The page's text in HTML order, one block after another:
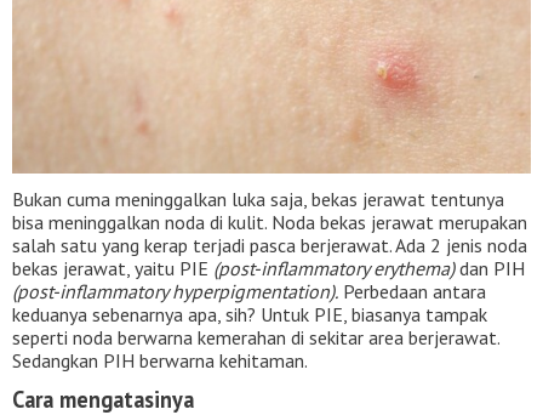
Bukan cuma meninggalkan luka saja, bekas jerawat tentunya
bisa meninggalkan noda di kulit. Noda bekas jerawat merupakan
salah satu yang kerap terjadi pasca berjerawat. Ada 2 jenis noda
bekas jerawat, yaitu PIE (post-inflammatory erythema)dan PIH
(post-inflammatory hyperpigmentation). Perbedaan antara
keduanya sebenarnya apa, sih? Untuk PIE, biasanya tampak
seperti noda berwarna kemerahan di sekitar area berjerawat.
Sedangkan PIH berwarna kehitaman.
Cara mengatasinya